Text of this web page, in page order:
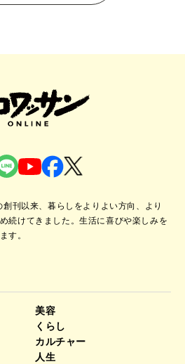
創刊以来、暮らしをよりよい方向、より
続けてきました。生活に喜びや楽しみを
す。
美容
くらし
カルチャー
人生